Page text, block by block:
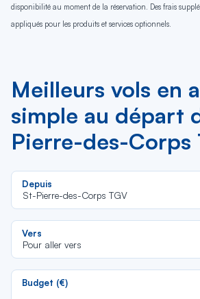
disponibilité au moment de la réservation. Des frais
appliqués pour les produits et services optionnels.
Meilleurs vols en
simple au départ
Pierre-des-Corps
Depuis
St-Pierre-des-Corps TGV
Vers
Pour aller vers
Budget (€)